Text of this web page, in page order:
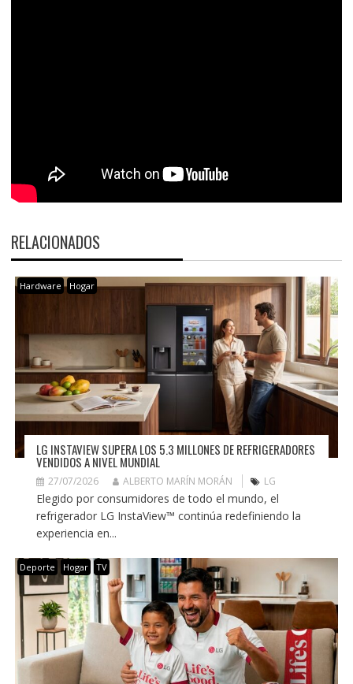
RELACIONADOS
Hardware Hogar
LG INSTAVIEW SUPERA LOS 5.3 MILLONES DE REFRIGERADORES
VENDIDOS A NIVEL MUNDIAL
27/07/2026 ALBERTO MARÍN MORÁN LG
Elegido por consumidores de todo el mundo, el
refrigerador LG InstaView™ continúa redefiniendo la
experiencia en...
Deporte Hogar TV